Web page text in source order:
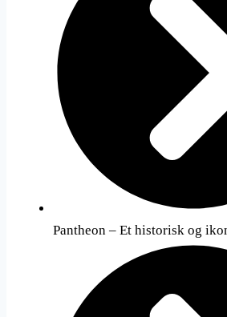
Pantheon – Et historisk og